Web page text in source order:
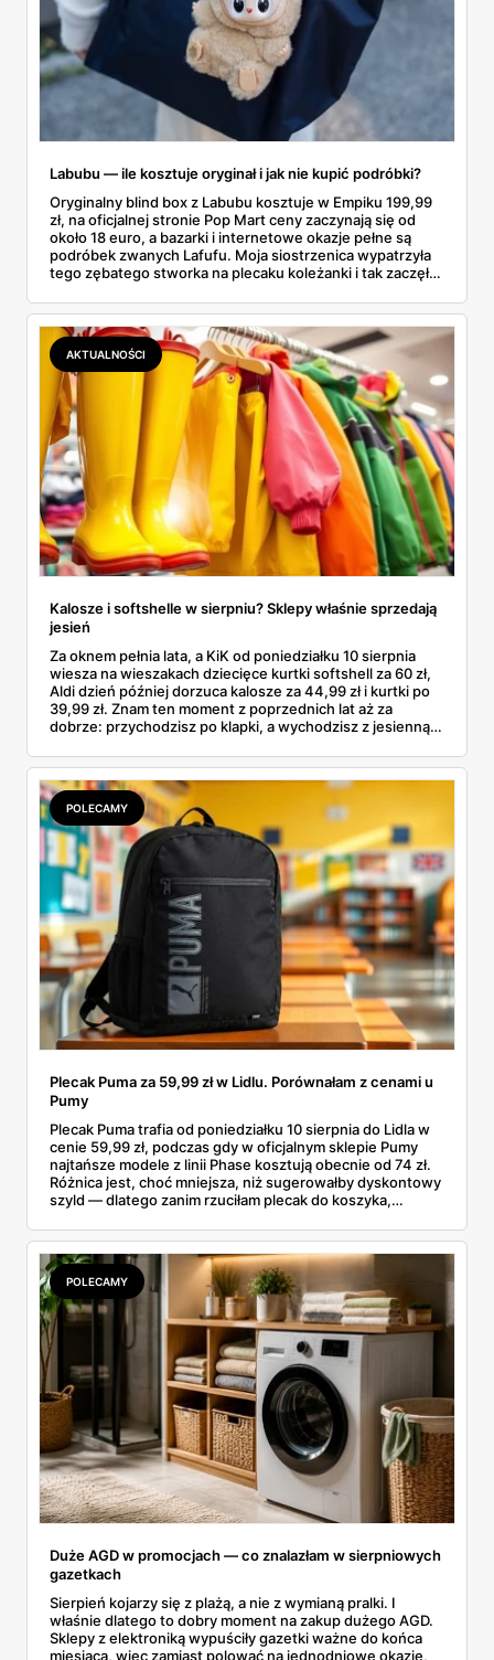
Labubu — ile kosztuje oryginał i jak nie kupić podróbki?
Oryginalny blind box z Labubu kosztuje w Empiku 199,99
zł, na oficjalnej stronie Pop Mart ceny zaczynają się od
około 18 euro, a bazarki i internetowe okazje pełne są
podróbek zwanych Lafufu. Moja siostrzenica wypatrzyła
tego zębatego stworka na plecaku koleżanki i tak zaczęło
kosztuje i po czym poznać, że sprzedawca nie wciska nam
podróbki. Spisałam wszystko, czego się dowiedziałam —
łącznie z jedną wpadką, o której za chwilę.
AKTUALNOŚCI
Kalosze i softshelle w sierpniu? Sklepy właśnie sprzedają
jesień
Za oknem pełnia lata, a KiK od poniedziałku 10 sierpnia
wiesza na wieszakach dziecięce kurtki softshell za 60 zł,
Aldi dzień później dorzuca kalosze za 44,99 zł i kurtki po
39,99 zł. Znam ten moment z poprzednich lat aż za
dobrze: przychodzisz po klapki, a wychodzisz z jesienną
pojawi się w gazetkach w przyszłym tygodniu i czy jest
sens kupować jesień, zanim skończą się wakacje.
POLECAMY
Plecak Puma za 59,99 zł w Lidlu. Porównałam z cenami u
Pumy
Plecak Puma trafia od poniedziałku 10 sierpnia do Lidla w
cenie 59,99 zł, podczas gdy w oficjalnym sklepie Pumy
najtańsze modele z linii Phase kosztują obecnie od 74 zł.
Różnica jest, choć mniejsza, niż sugerowałby dyskontowy
szyld — dlatego zanim rzuciłam plecak do koszyka,
rozpiska: co dokładnie sprzedaje Lidl, ile kosztują
odpowiedniki u producenta i komu ten zakup naprawdę
się opłaci.
POLECAMY
Duże AGD w promocjach — co znalazłam w sierpniowych
gazetkach
Sierpień kojarzy się z plażą, a nie z wymianą pralki. I
właśnie dlatego to dobry moment na zakup dużego AGD.
Sklepy z elektroniką wypuściły gazetki ważne do końca
miesiąca, więc zamiast polować na jednodniowe okazje,